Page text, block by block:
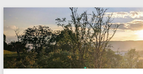
Inhalt
springen